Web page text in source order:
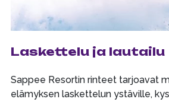
Laskettelu ja lautailu
Sappee Resortin rinteet tarjoavat
elämyksen laskettelun ystäville,